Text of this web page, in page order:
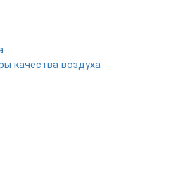
качества воздуха